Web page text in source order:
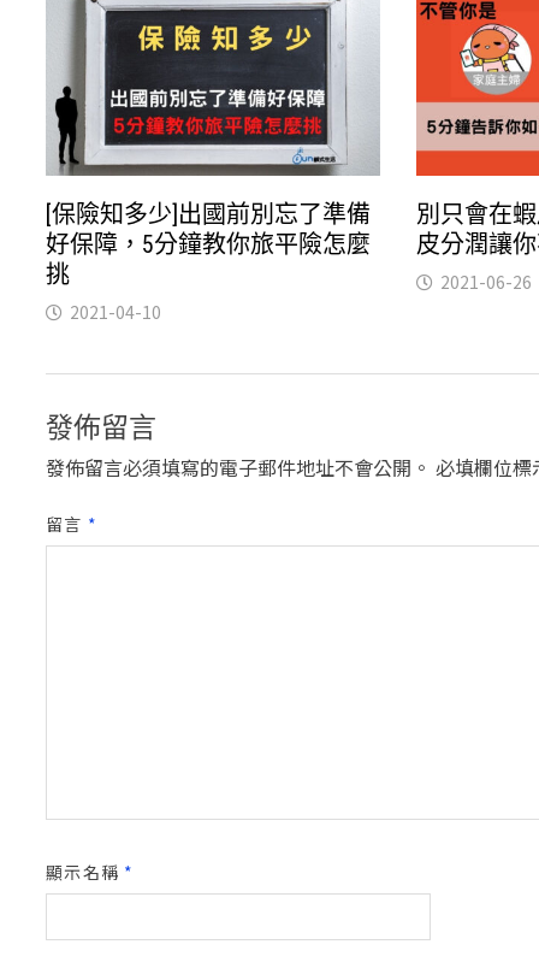
[保險知多少]出國前別忘了準備
好保障，5分鐘教你旅平險怎麼
挑
2021-04-10
別只會在
皮分潤讓
2021-06-26
發佈留言
發佈留言必須填寫的電子郵件地址不會公開。 必填欄位
留言 *
顯示名稱 *